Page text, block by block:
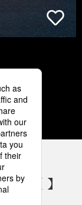
ウント